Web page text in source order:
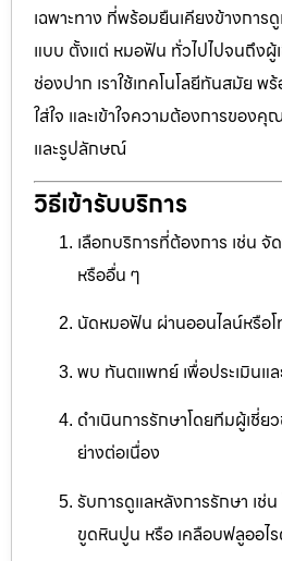
เฉพาะทาง ที่พร้อมยืนเคียงข้างกา
แบบ ตั้งแต่ หมอฟัน ทั่วไปไปจนถึง
ช่องปาก เราใช้เทคโนโลยีทันสมัย พ
ใส่ใจ และเข้าใจความต้องการของ
และรูปลักษณ์
วิธีเข้ารับบริการ
เลือกบริการที่ต้องการ เช่น
หรืออื่น ๆ
นัดหมอฟัน ผ่านออนไลน์หรือโ
พบ ทันตแพทย์ เพื่อประเมินแ
ดำเนินการรักษาโดยทีมผู้เชี่
ย่างต่อเนื่อง
รับการดูแลหลังการรักษา เช่
ขูดหินปูน หรือ เคลือบฟลูออไ